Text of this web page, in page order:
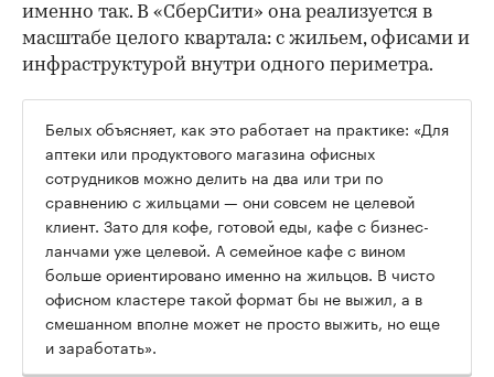
именно так. В «СберСити» она реализуется в
масштабе целого квартала: с жильем, офисами и
инфраструктурой внутри одного периметра.
Белых объясняет, как это работает на практике: «Для
аптеки или продуктового магазина офисных
сотрудников можно делить на два или три по
сравнению с жильцами — они совсем не целевой
клиент. Зато для кофе, готовой еды, кафе с бизнес-
ланчами уже целевой. А семейное кафе с вином
больше ориентировано именно на жильцов. В чисто
офисном кластере такой формат бы не выжил, а в
смешанном вполне может не просто выжить, но еще
и заработать».